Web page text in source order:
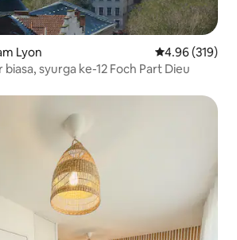
Lyon Penarafan
4.96 (319)
syurga ke-12 Foch Part Dieu